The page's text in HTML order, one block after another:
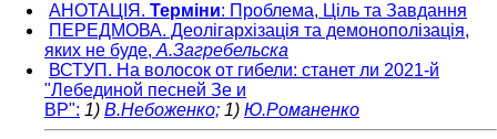
АНОТАЦІЯ. Терміни: Проблема, Ціль та Завдання
ПЕРЕДМОВА. Деолігархізація та демонополізація,
яких не буде, А.Загребельска
ВСТУП. На волосок от гибели: станет ли 2021-й
"Лебединой песней Зе и
ВР": 1) В.Небоженко; 1) Ю.Романенко